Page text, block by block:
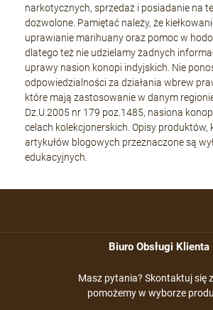
narkotycznych, sprzedaż i posiadanie na
dozwolone. Pamiętać należy, że
uprawianie marihuany oraz pomoc w
dlatego też nie udzielamy żadnych
uprawy nasion konopi indyjskich. Nie
odpowiedzialności za działania wbrew
które mają zastosowanie w danym
Dz.U.2005 nr 179 poz.1485, nasiona
celach kolekcjonerskich. Opisy produktów,
artykułów blogowych przeznaczone są
edukacyjnych.
Biuro Obsługi Klienta
Masz pytania? Skontaktuj się
pomożemy w wyborze